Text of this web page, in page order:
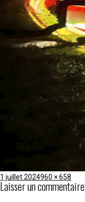
Publié
le
1 juillet 2024Taille
réelle
960 × 658
Laisser un commentaire